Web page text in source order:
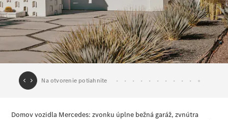
Všetky modely
Nové modely
Plug-in hybridné modely
Sedany